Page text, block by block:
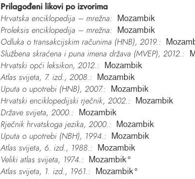
Prilagođeni likovi po izvorima
Hrvatska enciklopedija – mrežna:
Mozambik
Proleksis enciklopedija – mrežna: Mozambik
Odluka o transakcijskim računima (HNB), 2019.:
Službena skraćena i puna imena država (MVEP), 2012.:
Hrvatski opći leksikon, 2012.: Mozambik
Atlas svijeta, 7. izd., 2008.: Mozambik
Uputa o upotrebi (HNB), 2007.: Mozambik
Hrvatski enciklopedijski rječnik, 2002.: Mozambik
Države svijeta, 2000.: Mozambik
Rječnik hrvatskoga jezika, 2000.: Mozambik
Uputa o upotrebi (NBH), 1994.: Mozambik
Atlas svijeta, 6. izd., 1988.: Mozambik
Veliki atlas svijeta, 1974.: Mozambik°
Atlas svijeta, 1. izd., 1961.: Mozambik°